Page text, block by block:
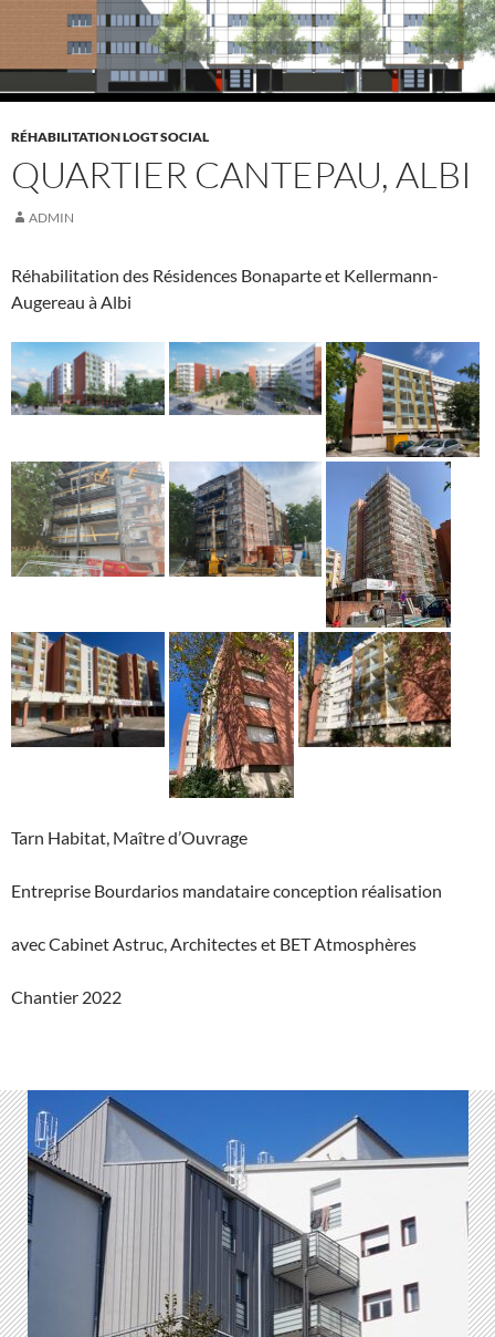
RÉHABILITATION LOGT SOCIAL
QUARTIER CANTEPAU, ALBI
ADMIN
Réhabilitation des Résidences Bonaparte et Kellermann-
Augereau à Albi
Tarn Habitat, Maître d’Ouvrage
Entreprise Bourdarios mandataire conception réalisation
avec Cabinet Astruc, Architectes et BET Atmosphères
Chantier 2022